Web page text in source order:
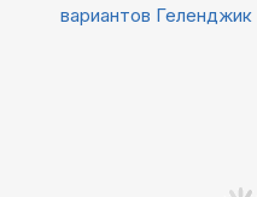
вариантов Геленджик